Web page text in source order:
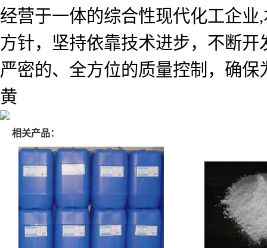
经营于一体的综合性现代化工企
方针，坚持依靠技术进步，不断
严密的、全方位的质量控制，确
黄
相关产品：